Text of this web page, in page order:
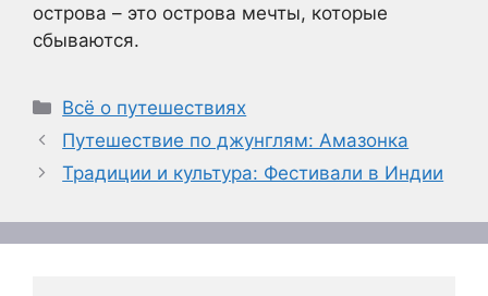
острова – это острова мечты, которые
сбываются.
Рубрики
Всё о путешествиях
Путешествие по джунглям: Амазонка
Традиции и культура: Фестивали в Индии